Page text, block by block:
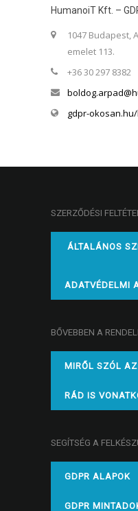
HumanoiT Kft. –
1047 Budapest,
emelet 113.
+36 30 297 8382
gdpr-
SZERZŐDÉSI
ÁLTALÁNOS
ADATVÉDELMI
BŐVEBBEN A
MIRŐL SZÓL
RÁD IS
SEGÍTSÉG A
GDPR ALAPOK
GDPR